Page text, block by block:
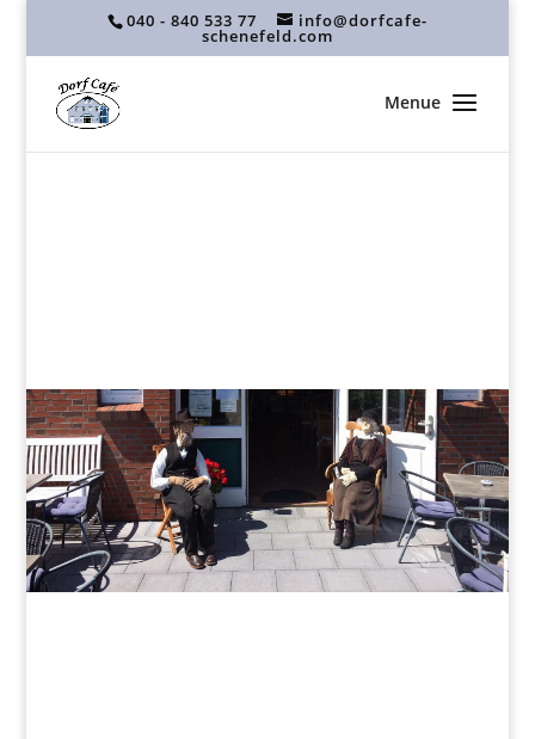
040 - 840 533 77 info@dorfcafe-
schenefeld.com